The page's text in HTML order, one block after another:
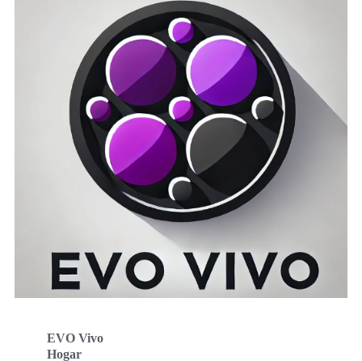
EVO Vivo
Hogar